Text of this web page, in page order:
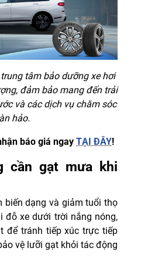
tâm bảo dưỡng xe hơi
đảm bảo mang đến trải
và các dịch vụ chăm sóc
hảo.
báo giá ngay TẠI ĐÂY!
cần gạt mưa khi
biến dạng và giảm tuổi thọ
đỗ xe dưới trời nắng nóng,
để tránh tiếp xúc trực tiếp
vệ lưỡi gạt khỏi tác động